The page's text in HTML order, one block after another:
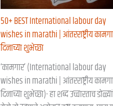
50+ BEST International labour day
wishes in marathi | आंतरराष्ट्रीय
दिनाच्या शुभेच्छा
‘कामगार’ (International labour day
wishes in marathi | आंतरराष्ट्रीय
दिनाच्या शुभेच्छा)- हा शब्द उच्चारताच